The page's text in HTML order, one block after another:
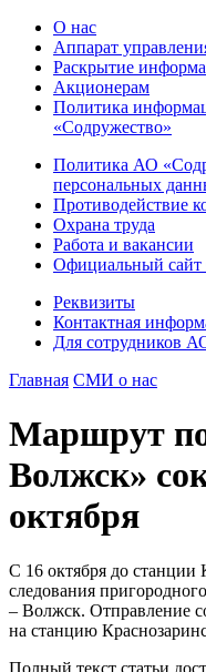
О нас
Аппарат
Раскрытие
Акционерам
Политика
«Содружество»
Политика АО
персональных
Противодействие
Охрана труда
Работа и вакансии
Официальный
Реквизиты
Контактная
Для сотрудников
Главная СМИ о нас
Маршрут
Волжск»
октября
С 16 октября до станции
следования
– Волжск. Отправление
на станцию
Полный текст статьи